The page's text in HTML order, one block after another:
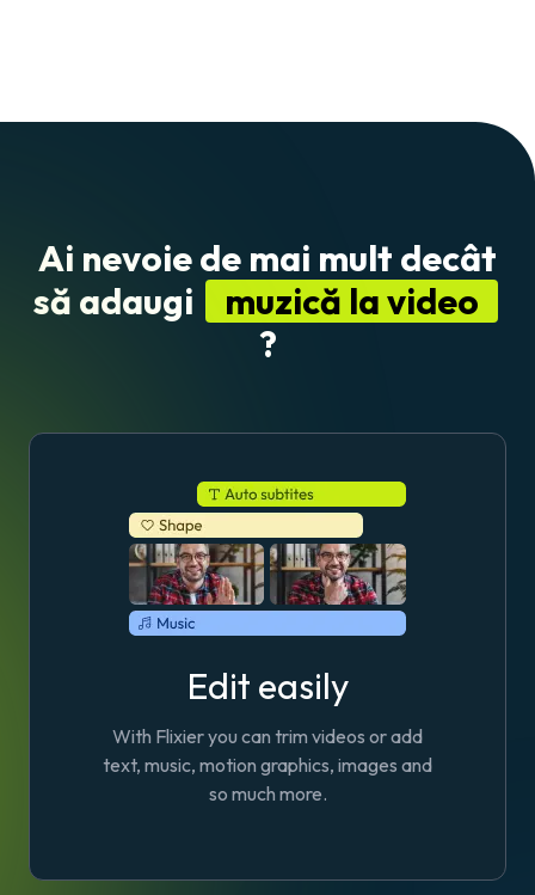
Ai nevoie de mai mult decât
să adaugi
muzică la video
?
Edit easily
With Flixier you can trim videos or add
text, music, motion graphics, images and
so much more.